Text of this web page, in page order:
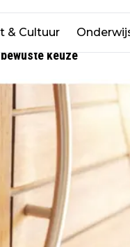
& Cultuur
keuze